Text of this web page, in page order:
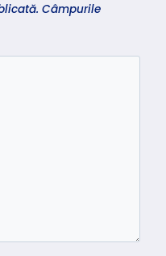
Câmpurile